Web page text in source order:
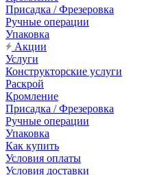
Присадка / Фрезеровка
Ручные операции
Упаковка
Акции
Услуги
Конструкторские услуги
Раскрой
Кромление
Присадка / Фрезеровка
Ручные операции
Упаковка
Как купить
Условия оплаты
Условия доставки